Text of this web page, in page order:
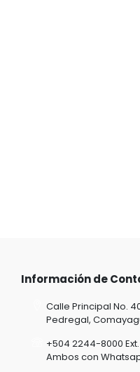
Información de
Calle Principal No.
Pedregal,
+504 2244-8000 Ext.
Ambos con